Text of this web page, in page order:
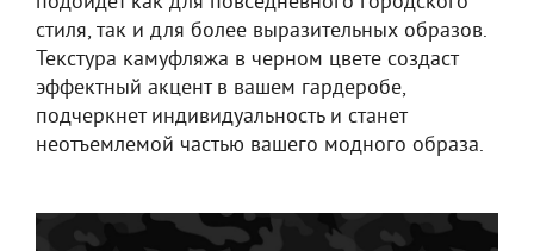
стиля, так и для более выразительных образов.
Текстура камуфляжа в черном цвете создаст
эффектный акцент в вашем гардеробе,
подчеркнет индивидуальность и станет
неотъемлемой частью вашего модного образа.